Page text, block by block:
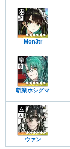
Mon3tr
斬業ホシグマ
ウァン